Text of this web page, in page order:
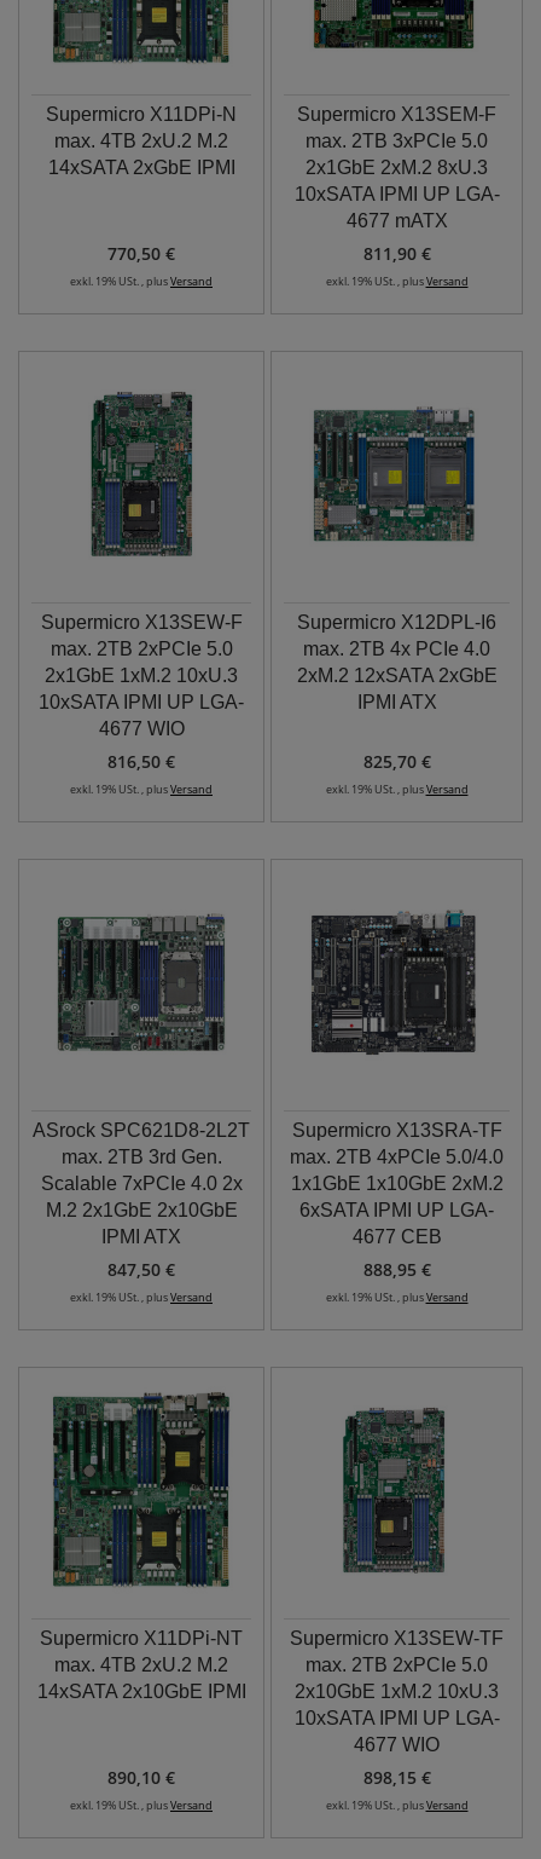
Supermicro X11DPi-N
max. 4TB 2xU.2 M.2
14xSATA 2xGbE IPMI
770,50 €
exkl. 19% USt. , plusVersand
Supermicro X13SEM-F
max. 2TB 3xPCIe 5.0
2x1GbE 2xM.2 8xU.3
10xSATA IPMI UP LGA-
4677 mATX
811,90 €
exkl. 19% USt. , plusVersand
Supermicro X13SEW-F
max. 2TB 2xPCIe 5.0
2x1GbE 1xM.2 10xU.3
10xSATA IPMI UP LGA-
4677 WIO
816,50 €
exkl. 19% USt. , plusVersand
Supermicro X12DPL-I6
max. 2TB 4x PCIe 4.0
2xM.2 12xSATA 2xGbE
IPMI ATX
825,70 €
exkl. 19% USt. , plusVersand
ASrock SPC621D8-2L2T
max. 2TB 3rd Gen.
Scalable 7xPCIe 4.0 2x
M.2 2x1GbE 2x10GbE
IPMI ATX
847,50 €
exkl. 19% USt. , plusVersand
Supermicro X13SRA-TF
max. 2TB 4xPCIe 5.0/4.0
1x1GbE 1x10GbE 2xM.2
6xSATA IPMI UP LGA-
4677 CEB
888,95 €
exkl. 19% USt. , plusVersand
Supermicro X11DPi-NT
max. 4TB 2xU.2 M.2
14xSATA 2x10GbE IPMI
890,10 €
exkl. 19% USt. , plusVersand
Supermicro X13SEW-TF
max. 2TB 2xPCIe 5.0
2x10GbE 1xM.2 10xU.3
10xSATA IPMI UP LGA-
4677 WIO
898,15 €
exkl. 19% USt. , plusVersand